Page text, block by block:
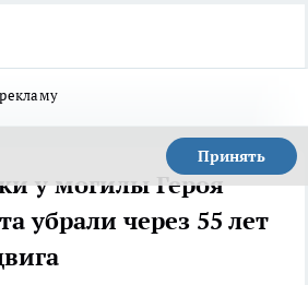
Принять
у могилы Героя
убрали через 55 лет